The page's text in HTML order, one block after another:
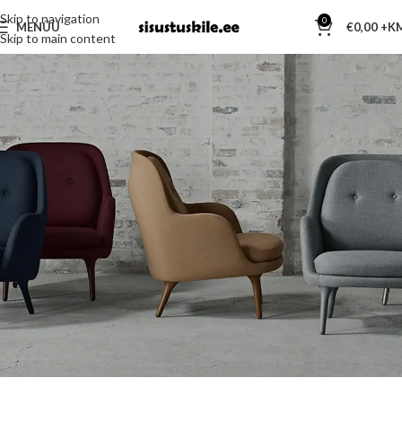
Skip to navigation
Skip to main content
MENÜÜ 0 €0,00
Portfell